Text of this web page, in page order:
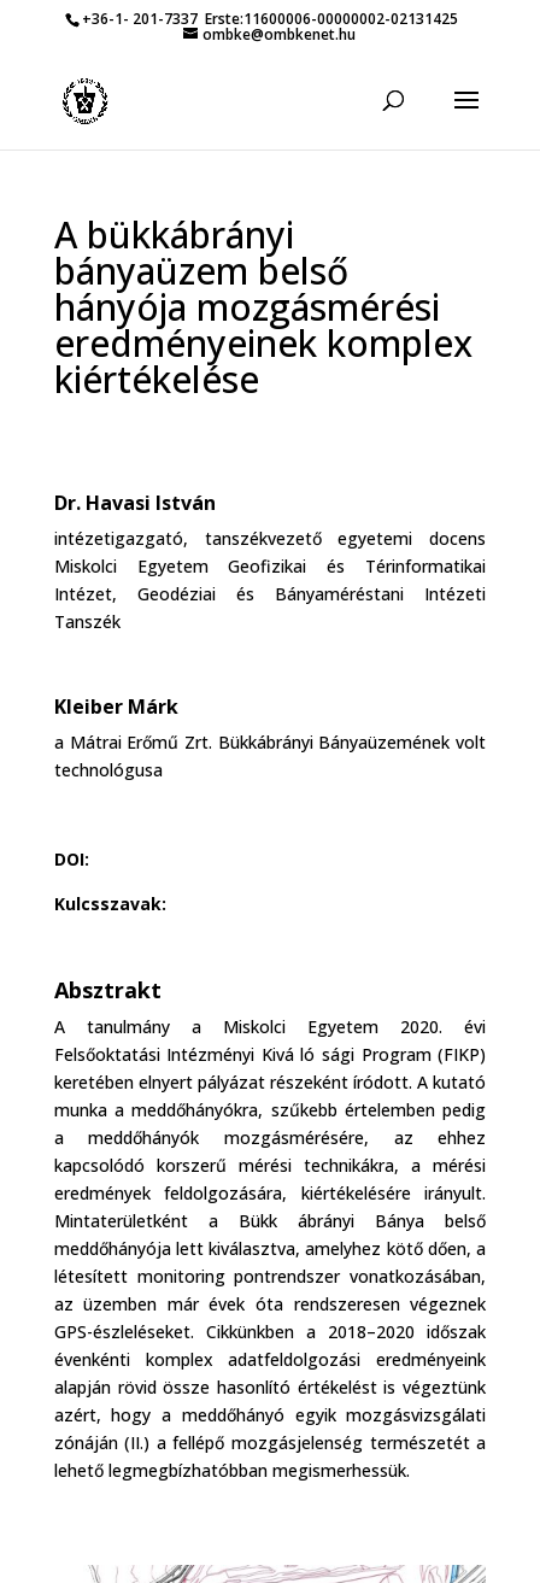
+36-1- 201-7337 Erste:11600006-00000002-02131425
ombke@ombkenet.hu
A bükkábrányi
bányaüzem belső
hányója mozgásmérési
eredményeinek komplex
kiértékelése
Dr. Havasi István
intézetigazgató, tanszékvezető egyetemi docens
Miskolci Egyetem Geofizikai és Térinformatikai
Intézet, Geodéziai és Bányaméréstani Intézeti
Tanszék
Kleiber Márk
a Mátrai Erőmű Zrt. Bükkábrányi Bányaüzemének volt
technológusa
DOI:
Kulcsszavak:
Absztrakt
A tanulmány a Miskolci Egyetem 2020. évi
Felsőoktatási Intézményi Kivá ló sági Program (FIKP)
keretében elnyert pályázat részeként íródott. A kutató
munka a meddőhányókra, szűkebb értelemben pedig
a meddőhányók mozgásmérésére, az ehhez
kapcsolódó korszerű mérési technikákra, a mérési
eredmények feldolgozására, kiértékelésére irányult.
Mintaterületként a Bükk ábrányi Bánya belső
meddőhányója lett kiválasztva, amelyhez kötő dően, a
létesített monitoring pontrendszer vonatkozásában,
az üzemben már évek óta rendszeresen végeznek
GPS-észleléseket. Cikkünkben a 2018–2020 időszak
évenkénti komplex adatfeldolgozási eredményeink
alapján rövid össze hasonlító értékelést is végeztünk
azért, hogy a meddőhányó egyik mozgásvizsgálati
zónáján (II.) a fellépő mozgásjelenség természetét a
lehető legmegbízhatóbban megismerhessük.